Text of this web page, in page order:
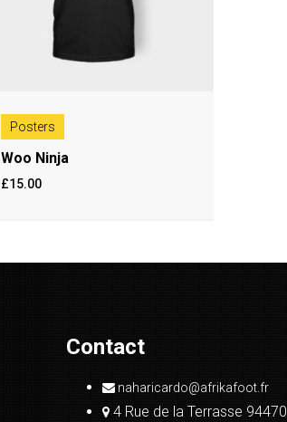
Posters
Woo Ninja
£15.00
Contact
naharicardo@afrikafoot.fr
4 Rue de la Terrasse 94470